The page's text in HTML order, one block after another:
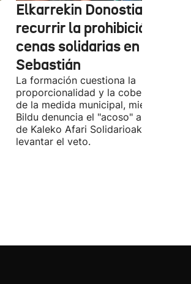
Elkarrekin Donostia
recurrir la prohibición de
cenas solidarias en San
Sebastián
La formación cuestiona la
proporcionalidad y la cobertura
de la medida municipal, mientras EH
Bildu denuncia el "acoso" a
de Kaleko Afari Solidarioak y pide
levantar el veto.